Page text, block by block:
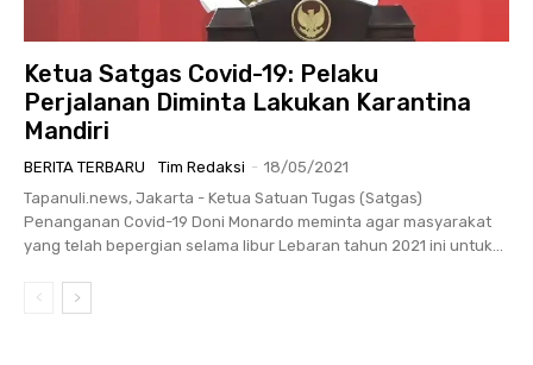
Ketua Satgas Covid-19: Pelaku
Perjalanan Diminta Lakukan Karantina
Mandiri
BERITA TERBARU Tim Redaksi - 18/05/2021
Tapanuli.news, Jakarta - Ketua Satuan Tugas (Satgas)
Penanganan Covid-19 Doni Monardo meminta agar masyarakat
yang telah bepergian selama libur Lebaran tahun 2021 ini untuk...